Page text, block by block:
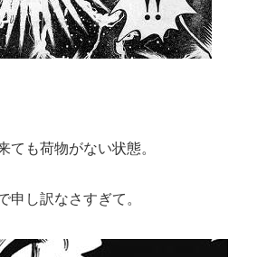
ても荷物がない状態。
申し訳なさすぎて。